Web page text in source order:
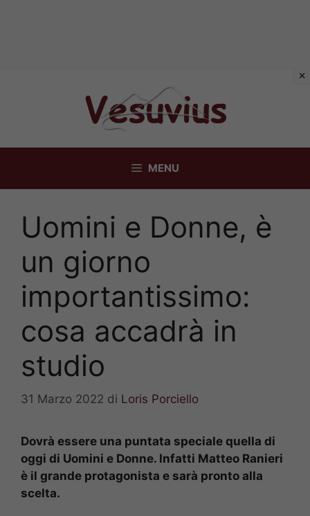
MENU
Uomini e Donne, è
un giorno
importantissimo:
cosa accadrà in
studio
31 Marzo 2022 di Loris Porciello
Dovrà essere una puntata speciale quella di
oggi di Uomini e Donne. Infatti Matteo Ranieri
è il grande protagonista e sarà pronto alla
scelta.